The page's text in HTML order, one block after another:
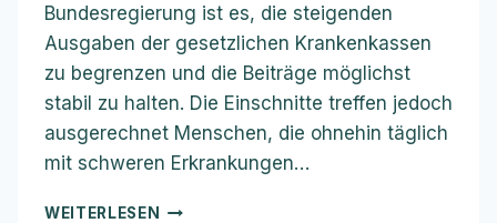
Bundesregierung ist es, die steigenden
Ausgaben der gesetzlichen Krankenkassen
zu begrenzen und die Beiträge möglichst
stabil zu halten. Die Einschnitte treffen jedoch
ausgerechnet Menschen, die ohnehin täglich
mit schweren Erkrankungen…
WEITERLESEN
GESUNDHEITSREFORM